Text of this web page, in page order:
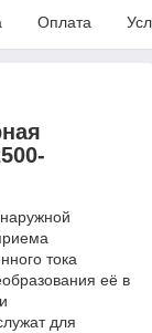
Оплата
тока
её в
для